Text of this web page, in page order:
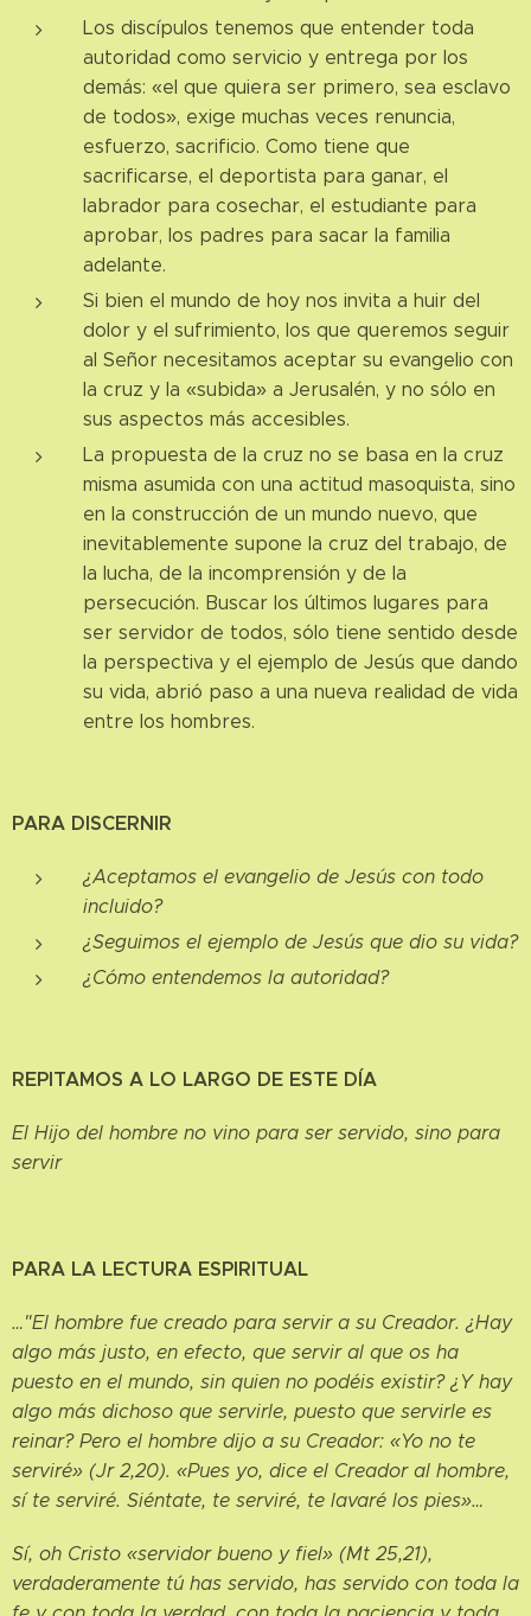
Los discípulos tenemos que entender toda
autoridad como servicio y entrega por los
demás: «el que quiera ser primero, sea esclavo
de todos», exige muchas veces renuncia,
esfuerzo, sacrificio. Como tiene que
sacrificarse, el deportista para ganar, el
labrador para cosechar, el estudiante para
aprobar, los padres para sacar la familia
adelante.
Si bien el mundo de hoy nos invita a huir del
dolor y el sufrimiento, los que queremos seguir
al Señor necesitamos aceptar su evangelio con
la cruz y la «subida» a Jerusalén, y no sólo en
sus aspectos más accesibles.
La propuesta de la cruz no se basa en la cruz
misma asumida con una actitud masoquista, sino
en la construcción de un mundo nuevo, que
inevitablemente supone la cruz del trabajo, de
la lucha, de la incomprensión y de la
persecución. Buscar los últimos lugares para
ser servidor de todos, sólo tiene sentido desde
la perspectiva y el ejemplo de Jesús que dando
su vida, abrió paso a una nueva realidad de vida
entre los hombres.
PARA DISCERNIR
¿Aceptamos el evangelio de Jesús con todo
incluido?
¿Seguimos el ejemplo de Jesús que dio su vida?
¿Cómo entendemos la autoridad?
REPITAMOS A LO LARGO DE ESTE DÍA
El Hijo del hombre no vino para ser servido, sino para
servir
PARA LA LECTURA ESPIRITUAL
…"El hombre fue creado para servir a su Creador. ¿Hay
algo más justo, en efecto, que servir al que os ha
puesto en el mundo, sin quien no podéis existir? ¿Y hay
algo más dichoso que servirle, puesto que servirle es
reinar? Pero el hombre dijo a su Creador: «Yo no te
serviré» (Jr 2,20). «Pues yo, dice el Creador al hombre,
sí te serviré. Siéntate, te serviré, te lavaré los pies»…
Sí, oh Cristo «servidor bueno y fiel» (Mt 25,21),
verdaderamente tú has servido, has servido con toda la